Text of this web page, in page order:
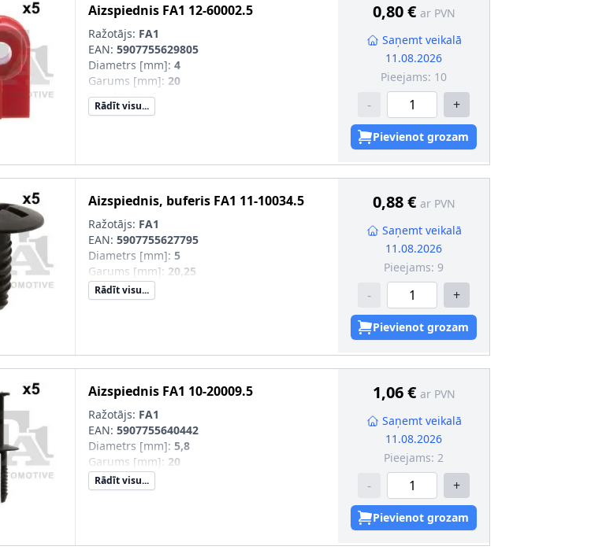
Aizspiednis FA1 12-60002.5
Ražotājs: FA1
EAN: 5907755629805
Diametrs [mm]: 4
Garums [mm]: 20
Daudzums:5
Rādīt visu...
0,80 € ar PVN
Saņemt veikalā
11.08.2026
Pieejams: 10
- +
Pievienot grozam
Aizspiednis, buferis FA1 11-10034.5
Ražotājs: FA1
EAN: 5907755627795
Diametrs [mm]: 5
Garums [mm]: 20,25
Rādīt visu...
0,88 € ar PVN
Saņemt veikalā
11.08.2026
Pieejams: 9
- +
Pievienot grozam
Aizspiednis FA1 10-20009.5
Ražotājs: FA1
EAN: 5907755640442
Diametrs [mm]: 5,8
Garums [mm]: 20
Rādīt visu...
1,06 € ar PVN
Saņemt veikalā
11.08.2026
Pieejams: 2
- +
Pievienot grozam